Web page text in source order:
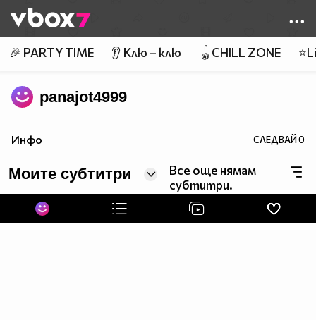
👾
🎉 PARTY TIME 👂 Клю – клю 🪀CHILL ZONE
panajot4999
Инфо СЛЕДВАЙ0
Моите субтитри
Все още нямам
субтитри.